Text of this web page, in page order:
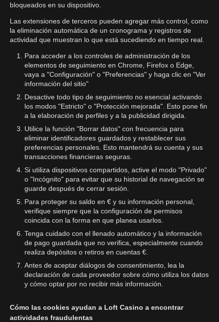
bloqueados en su dispositivo.
Las extensiones de terceros pueden agregar más control, como
la eliminación automática de un cronograma y registros de
actividad que muestran lo que está sucediendo en tiempo real.
Para acceder a los controles de administración de los
elementos de seguimiento en Chrome, Firefox o Edge,
vaya a "Configuración" o "Preferencias" y haga clic en "Ver
información del sitio"
Desactive todo tipo de seguimiento no esencial activando
los modos "Estricto" o "Protección mejorada". Esto pone fin
a la elaboración de perfiles y a la publicidad dirigida.
Utilice la función "Borrar datos" con frecuencia para
eliminar identificadores guardados y restablecer sus
preferencias personales. Esto mantendrá su cuenta y sus
transacciones financieras seguras.
Si utiliza dispositivos compartidos, active el modo "Privado"
o "Incógnito" para evitar que su historial de navegación se
guarde después de cerrar sesión.
Para proteger su saldo en € y su información personal,
verifique siempre que la configuración de permisos
coincida con la forma en que planea usarlos.
Tenga cuidado con el llenado automático y la información
de pago guardada que no verifica, especialmente cuando
realiza depósitos o retiros en cuentas €.
Antes de aceptar diálogos de consentimiento, lea la
declaración de cada proveedor sobre cómo utiliza los datos
y cómo optar por no recibir más información.
Cómo las cookies ayudan a Loft Casino a encontrar
actividades fraudulentas